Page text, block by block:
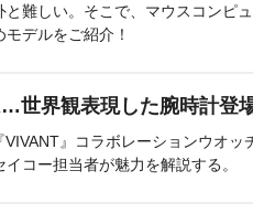
と難しい。そこで、マウスコンピ
デルをご紹介！
…世界観表現した腕時計登
』コラボレーションウオッ
コー担当者が魅力を解説する。